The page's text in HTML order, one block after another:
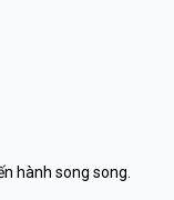
hành song song.